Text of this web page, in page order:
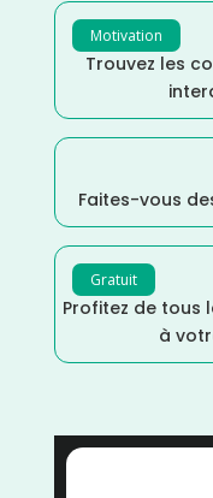
Motivation
Trouvez les
Faites-vous
Gratuit
Profitez de tous
à